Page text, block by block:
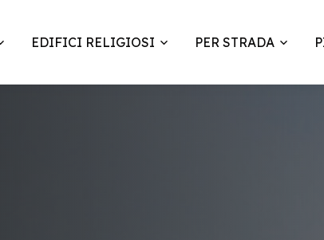
EDIFICI RELIGIOSI PER STRADA